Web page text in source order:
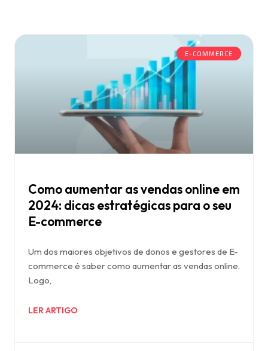
E-COMMERCE
Como aumentar as vendas online em
2024: dicas estratégicas para o seu
E-commerce
Um dos maiores objetivos de donos e gestores de E-
commerce é saber como aumentar as vendas online.
Logo,
LER ARTIGO